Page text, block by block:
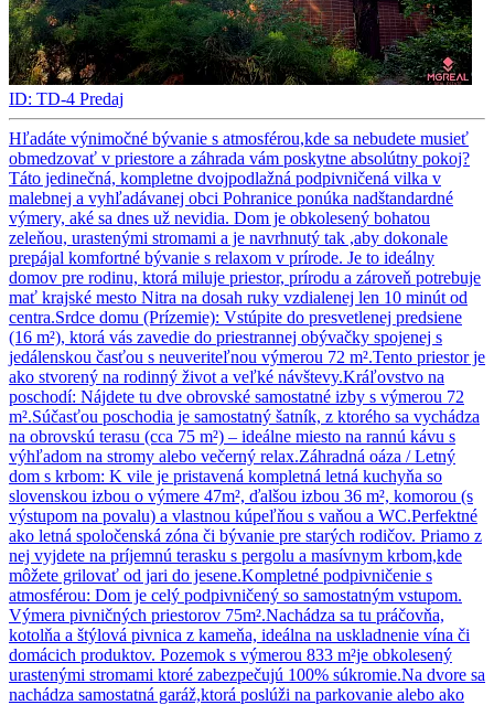
ID: TD-4 Predaj
Hľadáte výnimočné bývanie s atmosférou,kde sa nebudete musieť
obmedzovať v priestore a záhrada vám poskytne absolútny pokoj? ​
Táto jedinečná, kompletne dvojpodlažná podpivničená vilka v
malebnej a vyhľadávanej obci Pohranice ponúka nadštandardné
výmery, aké sa dnes už nevidia. Dom je obkolesený bohatou
zeleňou, urastenými stromami a je navrhnutý tak ,aby dokonale
prepájal komfortné bývanie s relaxom v prírode. Je to ideálny
domov pre rodinu, ktorá miluje priestor, prírodu a zároveň potrebuje
mať krajské mesto Nitra na dosah ruky vzdialenej len 10 minút od
centra. ​Srdce domu (Prízemie): Vstúpite do presvetlenej predsiene
(16 m²), ktorá vás zavedie do priestrannej obývačky spojenej s
jedálenskou časťou s neuveriteľnou výmerou 72 m².Tento priestor je
ako stvorený na rodinný život a veľké návštevy. ​Kráľovstvo na
poschodí: Nájdete tu dve obrovské samostatné izby s výmerou 72
m².Súčasťou poschodia je samostatný šatník, z ktorého sa vychádza
na obrovskú terasu (cca 75 m²) – ideálne miesto na rannú kávu s
výhľadom na stromy alebo večerný relax. ​Záhradná oáza / Letný
dom s krbom: K vile je pristavená kompletná letná kuchyňa so
slovenskou izbou o výmere 47m², ďalšou izbou 36 m², komorou (s
výstupom na povalu) a vlastnou kúpeľňou s vaňou a WC.Perfektné
ako letná spoločenská zóna či bývanie pre starých rodičov. Priamo z
nej vyjdete na príjemnú terasku s pergolu a masívnym krbom,kde
môžete grilovať od jari do jesene. ​Kompletné podpivničenie s
atmosférou: Dom je celý podpivničený so samostatným vstupom.
Výmera pivničných priestorov 75m².Nachádza sa tu práčovňa,
kotolňa a štýlová pivnica z kameňa, ideálna na uskladnenie vína či
domácich produktov. Pozemok s výmerou 833 m²je obkolesený
urastenými stromami ktoré zabezpečujú 100% súkromie.Na dvore sa
nachádza samostatná garáž,ktorá poslúži na parkovanie alebo ako